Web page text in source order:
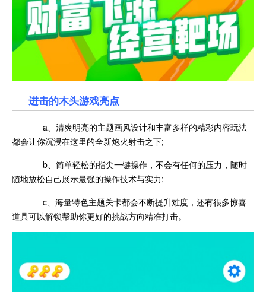
进击的木头游戏亮点
a、清爽明亮的主题画风设计和丰富多样的精彩内容玩法
都会让你沉浸在这里的全新炮火射击之下;
b、简单轻松的指尖一键操作，不会有任何的压力，随时
随地放松自己展示最强的操作技术与实力;
c、海量特色主题关卡都会不断提升难度，还有很多惊喜
道具可以解锁帮助你更好的挑战方向精准打击。